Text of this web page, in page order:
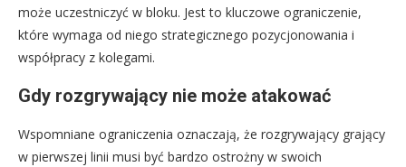
może uczestniczyć w bloku. Jest to kluczowe ograniczenie,
które wymaga od niego strategicznego pozycjonowania i
współpracy z kolegami.
Gdy rozgrywający nie może atakować
Wspomniane ograniczenia oznaczają, że rozgrywający grający
w pierwszej linii musi być bardzo ostrożny w swoich